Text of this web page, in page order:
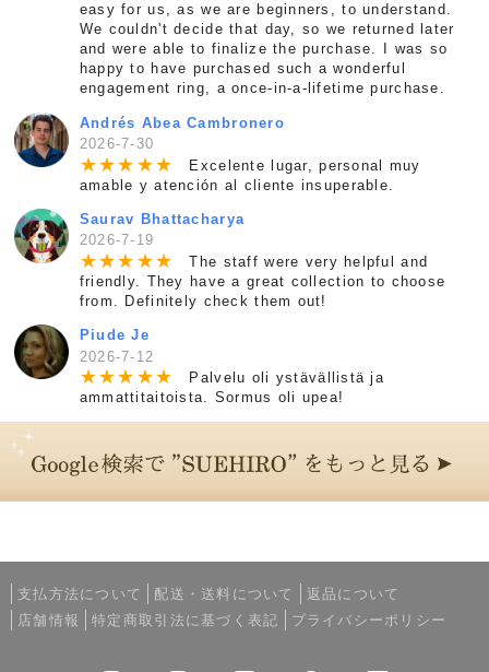
easy for us, as we are beginners, to understand.
We couldn't decide that day, so we returned later
and were able to finalize the purchase. I was so
happy to have purchased such a wonderful
engagement ring, a once-in-a-lifetime purchase.
Andrés Abea Cambronero
2026-7-30
★★★ ★★
Excelente lugar, personal muy
amable y atención al cliente insuperable.
Saurav Bhattacharya
2026-7-19
★★★ ★★
The staff were very helpful and
friendly. They have a great collection to choose
from. Definitely check them out!
Piude Je
2026-7-12
★★★ ★★
Palvelu oli ystävällistä ja
ammattitaitoista. Sormus oli upea!
支払方法について 配送・送料について
返品について
店舗情報
特定商取引法に基づく表記 プライバシーポリシー